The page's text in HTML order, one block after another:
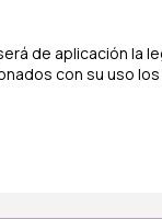
de aplicación la
con su uso los